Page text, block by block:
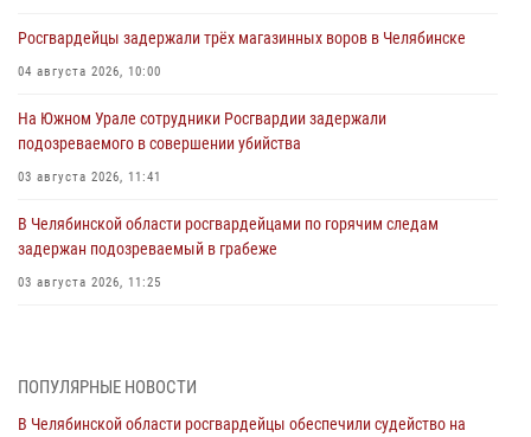
Росгвардейцы задержали трёх магазинных воров в Челябинске
04 августа 2026, 10:00
На Южном Урале сотрудники Росгвардии задержали
подозреваемого в совершении убийства
03 августа 2026, 11:41
В Челябинской области росгвардейцами по горячим следам
задержан подозреваемый в грабеже
03 августа 2026, 11:25
03 августа 2026, 09:22 1
ПОПУЛЯРНЫЕ НОВОСТИ
В Челябинской области росгвардейцы обеспечили судейство на